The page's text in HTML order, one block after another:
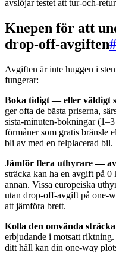
avslöjar testet att tur-och-
Knepen för att
drop-off-avgiften#
Avgiften är inte huggen i
fungerar:
Boka tidigt — eller väldigt
ger ofta de bästa priserna,
sista-minuten-bokningar
förmåner som gratis bränsle
bli av med en felplacerad bil.
Jämför flera uthyrare —
sträcka kan ha en avgift på
annan. Vissa europeiska
utan drop-off-avgift på one-
att jämföra brett.
Kolla den omvända
erbjudande i motsatt
ditt håll kan din one-way